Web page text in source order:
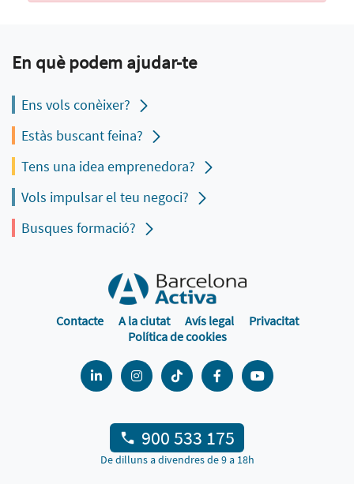
En què podem ajudar-te
Ens vols conèixer?
Estàs buscant feina?
Tens una idea emprenedora?
Vols impulsar el teu negoci?
Busques formació?
Contacte A la ciutat Avís legal
Privacitat
Política de cookies
900 533 175
De dilluns a divendres de 9 a 18h